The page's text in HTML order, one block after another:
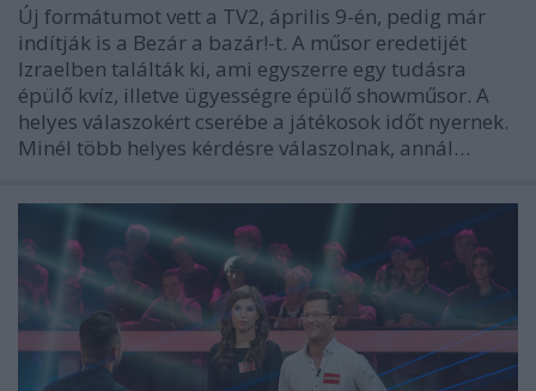
Új formátumot vett a TV2, április 9-én, pedig már
indítják is a Bezár a bazár!-t. A műsor eredetijét
Izraelben találták ki, ami egyszerre egy tudásra
épülő kvíz, illetve ügyességre épülő showműsor. A
helyes válaszokért cserébe a játékosok időt nyernek.
Minél több helyes kérdésre válaszolnak, annál…